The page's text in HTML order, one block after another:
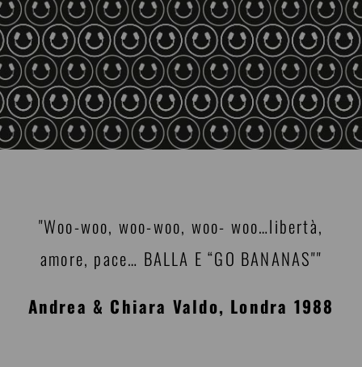
"Woo-woo, woo-woo, woo- woo…libertà,
amore, pace… BALLA E “GO BANANAS""
Andrea & Chiara Valdo, Londra 1988